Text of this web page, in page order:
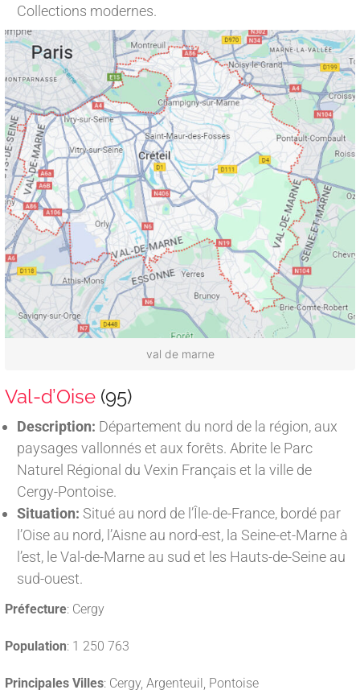
Collections modernes.
val de marne
Val-d’Oise (95)
Description: Département du nord de la région, aux
paysages vallonnés et aux forêts. Abrite le Parc
Naturel Régional du Vexin Français et la ville de
Cergy-Pontoise.
Situation: Situé au nord de l’Île-de-France, bordé par
l’Oise au nord, l’Aisne au nord-est, la Seine-et-Marne à
l’est, le Val-de-Marne au sud et les Hauts-de-Seine au
sud-ouest.
Préfecture: Cergy
Population: 1 250 763
Principales Villes: Cergy, Argenteuil, Pontoise